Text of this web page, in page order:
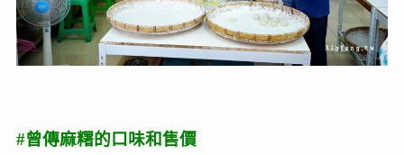
#曾傳麻糬的口味和售價